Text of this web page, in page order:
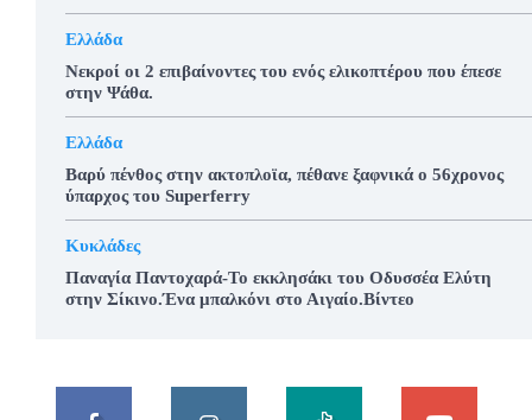
Ελλάδα
Νεκροί οι 2 επιβαίνοντες του ενός ελικοπτέρου που έπεσε
στην Ψάθα.
Ελλάδα
Βαρύ πένθος στην ακτοπλοϊα, πέθανε ξαφνικά ο 56χρονος
ύπαρχος του Superferry
Κυκλάδες
Παναγία Παντοχαρά-Το εκκλησάκι του Οδυσσέα Ελύτη
στην Σίκινο.Ένα μπαλκόνι στο Αιγαίο.Βίντεο